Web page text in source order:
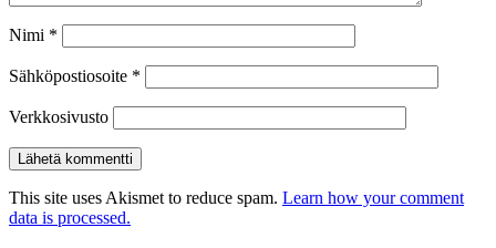
Nimi *
Sähköpostiosoite *
Verkkosivusto
This site uses Akismet to reduce spam. Learn how your comment
data is processed.